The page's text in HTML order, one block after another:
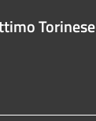
Torinese